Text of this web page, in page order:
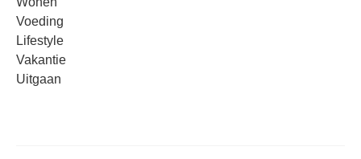
Voeding
Lifestyle
Vakantie
Uitgaan